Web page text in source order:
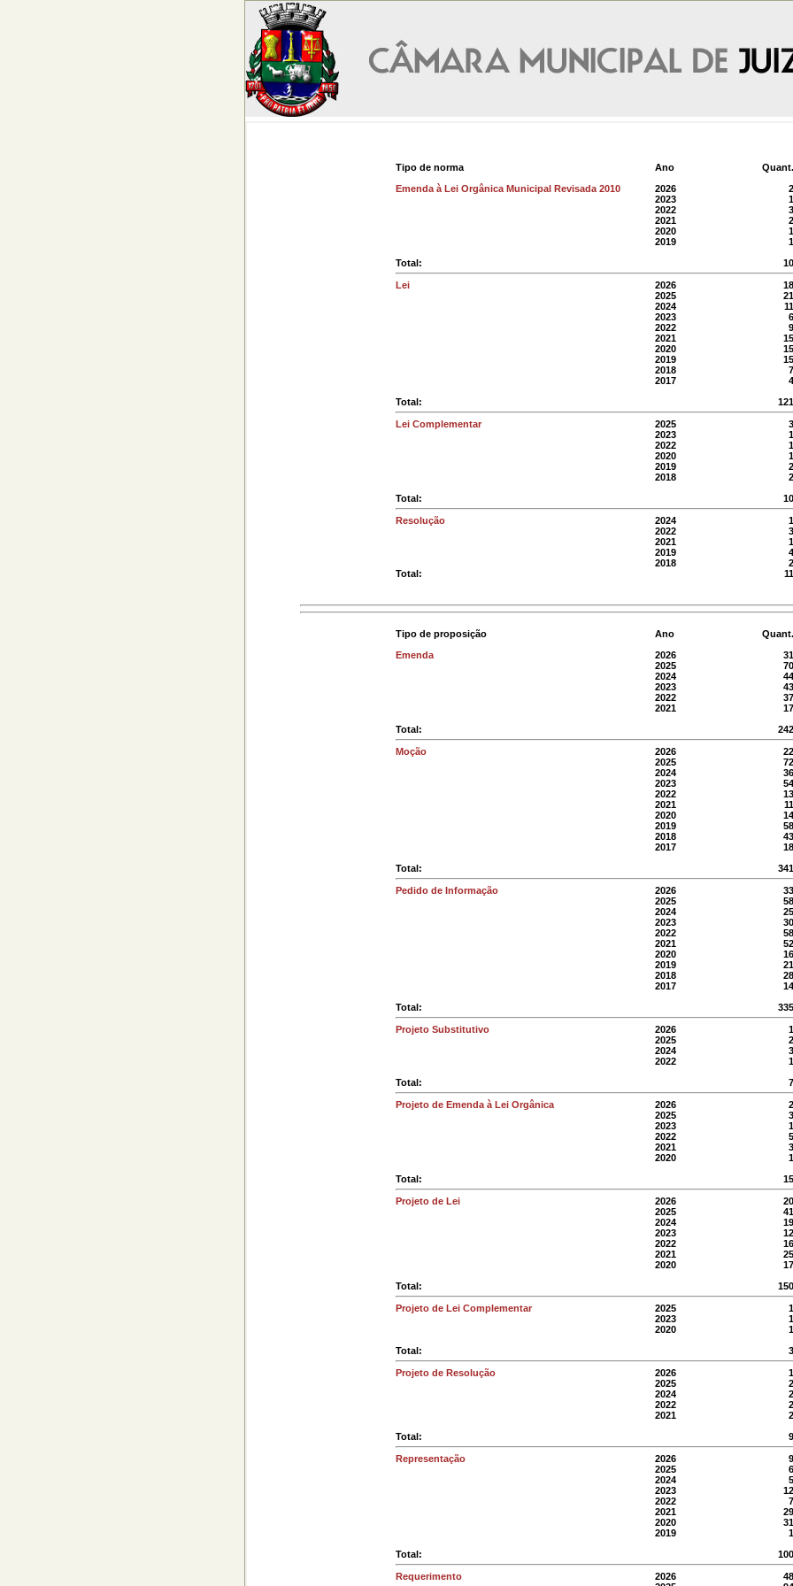
Tipo de norma Ano
Quant.
Emenda à Lei Orgânica Municipal Revisada 2010
2026
2
2023
1
2022
3
2021
2
2020
1
2019
1
Total:
10
Lei 2026
18
2025
21
2024
11
2023
6
2022
9
2021
15
2020
15
2019
15
2018
7
2017
4
Total:
121
Lei Complementar 2025
3
2023
1
2022
1
2020
1
2019
2
2018
2
Total:
10
Resolução 2024
1
2022
3
2021
1
2019
4
2018
2
Total:
11
Tipo de proposição Ano
Quant.
Emenda
2026
31
2025
70
2024
44
2023
43
2022
37
2021
17
Total:
242
Moção 2026
22
2025
72
2024
36
2023
54
2022
13
2021
11
2020
14
2019
58
2018
43
2017
18
Total:
341
Pedido de Informação 2026
33
2025
58
2024
25
2023
30
2022
58
2021
52
2020
16
2019
21
2018
28
2017
14
Total:
335
Projeto Substitutivo 2026
1
2025
2
2024
3
2022
1
Total:
7
Projeto de Emenda à Lei Orgânica 2026
2
2025
3
2023
1
2022
5
2021
3
2020
1
Total:
15
Projeto de Lei 2026
20
2025
41
2024
19
2023
12
2022
16
2021
25
2020
17
Total:
150
Projeto de Lei Complementar 2025
1
2023
1
2020
1
Total:
3
Projeto de Resolução 2026
1
2025
2
2024
2
2022
2
2021
2
Total:
9
Representação 2026
9
2025
6
2024
5
2023
12
2022
7
2021
29
2020
31
2019
1
Total:
100
Requerimento 2026
48